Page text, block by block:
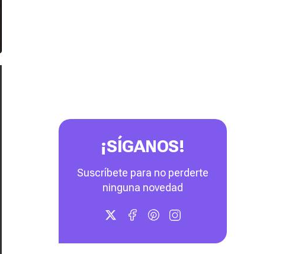
¡SÍGANOS!
Suscríbete para no perderte
ninguna novedad